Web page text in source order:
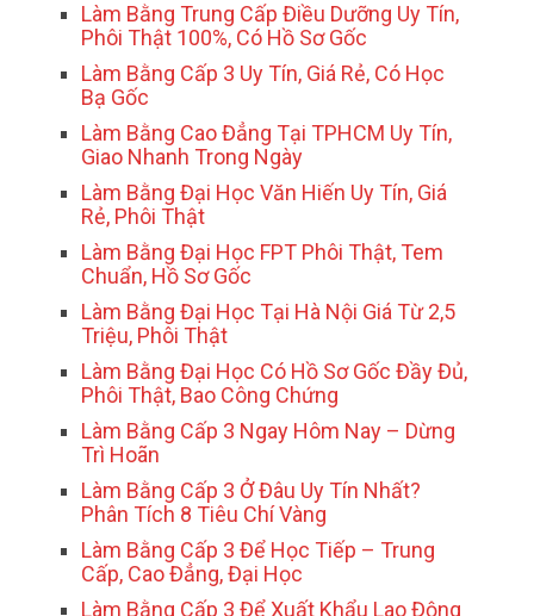
Làm Bằng Trung Cấp Điều Dưỡng Uy Tín,
Phôi Thật 100%, Có Hồ Sơ Gốc
Làm Bằng Cấp 3 Uy Tín, Giá Rẻ, Có Học
Bạ Gốc
Làm Bằng Cao Đẳng Tại TPHCM Uy Tín,
Giao Nhanh Trong Ngày
Làm Bằng Đại Học Văn Hiến Uy Tín, Giá
Rẻ, Phôi Thật
Làm Bằng Đại Học FPT Phôi Thật, Tem
Chuẩn, Hồ Sơ Gốc
Làm Bằng Đại Học Tại Hà Nội Giá Từ 2,5
Triệu, Phôi Thật
Làm Bằng Đại Học Có Hồ Sơ Gốc Đầy Đủ,
Phôi Thật, Bao Công Chứng
Làm Bằng Cấp 3 Ngay Hôm Nay – Dừng
Trì Hoãn
Làm Bằng Cấp 3 Ở Đâu Uy Tín Nhất?
Phân Tích 8 Tiêu Chí Vàng
Làm Bằng Cấp 3 Để Học Tiếp – Trung
Cấp, Cao Đẳng, Đại Học
Làm Bằng Cấp 3 Để Xuất Khẩu Lao Động